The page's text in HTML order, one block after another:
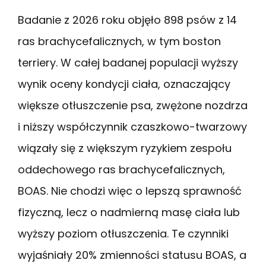
Badanie z 2026 roku objęło 898 psów z 14
ras brachycefalicznych, w tym boston
terriery. W całej badanej populacji wyższy
wynik oceny kondycji ciała, oznaczający
większe otłuszczenie psa, zwężone nozdrza
i niższy współczynnik czaszkowo-twarzowy
wiązały się z większym ryzykiem zespołu
oddechowego ras brachycefalicznych,
BOAS. Nie chodzi więc o lepszą sprawność
fizyczną, lecz o nadmierną masę ciała lub
wyższy poziom otłuszczenia. Te czynniki
wyjaśniały 20% zmienności statusu BOAS, a